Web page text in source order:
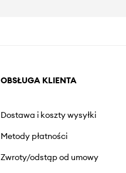
OBSŁUGA KLIENTA
Dostawa i koszty wysyłki
Metody płatności
Zwroty/odstąp od umowy